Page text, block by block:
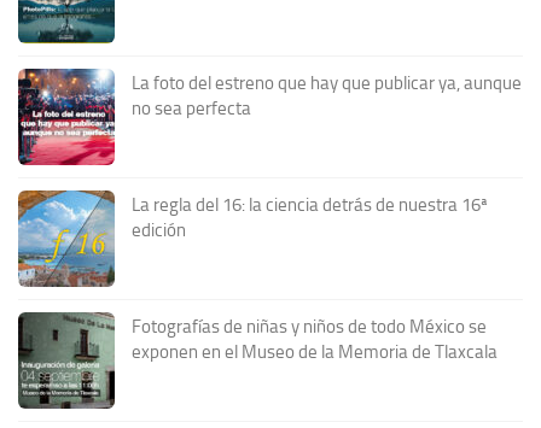
La foto del estreno que hay que publicar ya, aunque
no sea perfecta
La regla del 16: la ciencia detrás de nuestra 16ª
edición
Fotografías de niñas y niños de todo México se
exponen en el Museo de la Memoria de Tlaxcala